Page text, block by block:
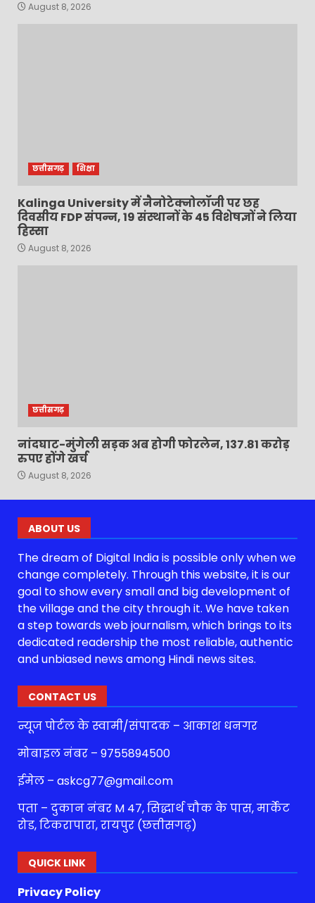
August 8, 2026
छत्तीसगढ़ शिक्षा
Kalinga University में नैनोटेक्नोलॉजी पर छह
दिवसीय FDP संपन्न, 19 संस्थानों के 45 विशेषज्ञों ने लिया
हिस्सा
August 8, 2026
छत्तीसगढ़
नांदघाट-मुंगेली सड़क अब होगी फोरलेन, 137.81 करोड़
रुपए होंगे खर्च
August 8, 2026
ABOUT US
The dream of Digital India is possible only when we
change completely. Through this website, it is our
goal to show every small and big development of
the village and the city through it. We have taken
a step towards web journalism, which brings to its
dedicated readership the most reliable, authentic
and unbiased news among Hindi news sites.
CONTACT US
न्यूज पोर्टल के स्वामी/संपादक – आकाश धनगर
मोबाइल नंबर – 9755894500
ईमेल – askcg77@gmail.com
पता – दुकान नंबर M 47, सिद्धार्थ चौक के पास, मार्केट
रोड, टिकरापारा, रायपुर (छत्तीसगढ़)
QUICK LINK
Privacy Policy